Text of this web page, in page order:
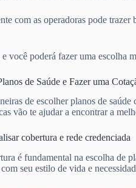
com as operadoras pode
e você poderá fazer uma escolha
de Saúde e Fazer uma
de escolher planos de
vão te ajudar a encontrar a
cobertura e rede credenciada
é fundamental na escolha de
seu estilo de vida e